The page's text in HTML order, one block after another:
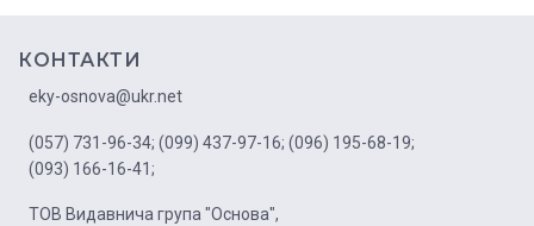
КОНТАКТИ
eky-osnova@ukr.net
(057) 731-96-34; (099) 437-97-16; (096) 195-68-19;
(093) 166-16-41;
ТОВ Видавнича група "Основа",